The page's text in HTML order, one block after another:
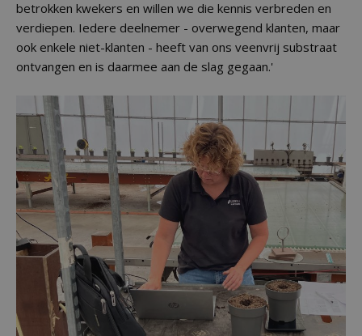
betrokken kwekers en willen we die kennis verbreden en
verdiepen. Iedere deelnemer - overwegend klanten, maar
ook enkele niet-klanten - heeft van ons veenvrij substraat
ontvangen en is daarmee aan de slag gegaan.'